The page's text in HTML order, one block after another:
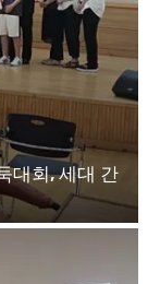
대회, 세대 간